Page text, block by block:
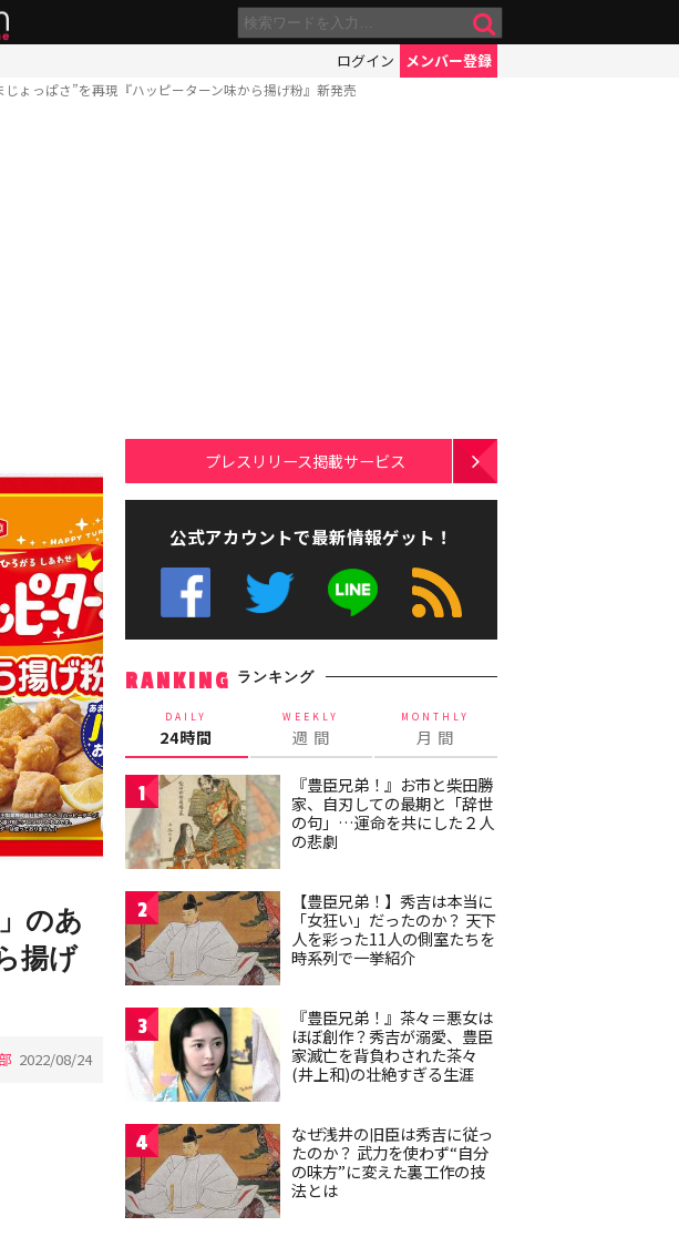
ログイン メンバー登録
ょっぱさ”を再現『ハッピーターン味から揚げ粉』新発売
のあ
揚げ
2022/08/24
プレスリリース掲載サービス
公式アカウントで最新情報ゲット！
RANKING ランキング
DAILY
24時間
WEEKLY
週 間
MONTHLY
月 間
1
『豊臣兄弟！』お市と柴田勝
家、自刃しての最期と「辞世
の句」…運命を共にした２人
の悲劇
2
【豊臣兄弟！】秀吉は本当に
「女狂い」だったのか？ 天下
人を彩った11人の側室たちを
時系列で一挙紹介
3
『豊臣兄弟！』茶々＝悪女は
ほぼ創作？秀吉が溺愛、豊臣
家滅亡を背負わされた茶々
(井上和)の壮絶すぎる生涯
4
なぜ浅井の旧臣は秀吉に従っ
たのか？ 武力を使わず“自分
の味方”に変えた裏工作の技
法とは